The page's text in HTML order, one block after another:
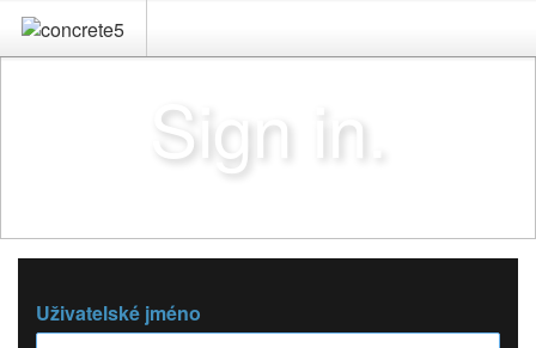
Sign in.
Uživatelské jméno